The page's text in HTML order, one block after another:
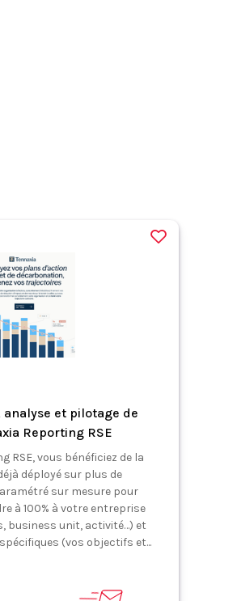
analyse et pilotage de
Reporting RSE
RSE, vous bénéficiez de la
déployé sur plus de
sur mesure pour
à 100% à votre entreprise
business unit, activité…) et
(vos objectifs et...